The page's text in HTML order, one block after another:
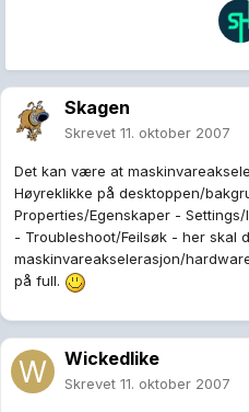
Skagen
Skrevet 11. oktober 2007
Det kan være at
Høyreklikke på desktoppen/
Properties/Egenskaper -
- Troubleshoot/Feilsøk - her skal
maskinvareakselerasjon/
på full.
Wickedlike
Skrevet 11. oktober 2007